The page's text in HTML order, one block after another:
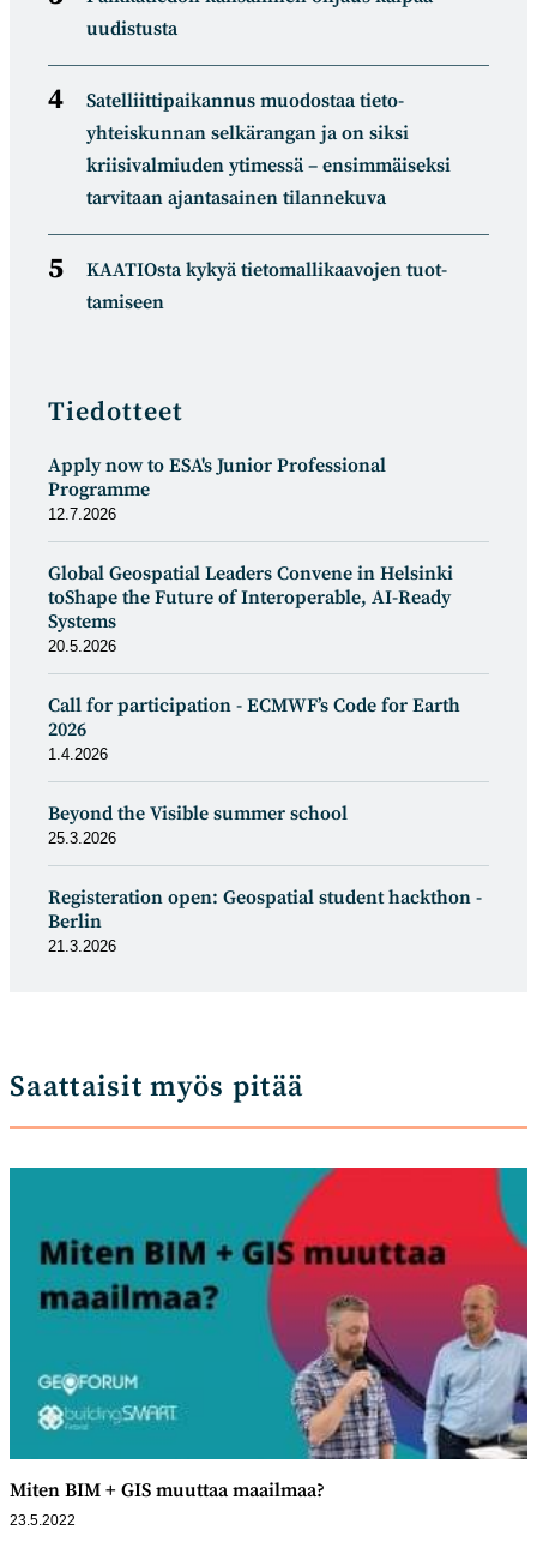
uudistusta
Satelliitti­paikannus muodostaa tieto­
yhteiskunnan selkä­rangan ja on siksi
kriisivalmiuden ytimessä – ensimmäiseksi
tarvitaan ajantasainen tilannekuva
KAATIOsta kykyä tietomal­likaa­vojen tuot­
tamiseen
Tiedotteet
Apply now to ESA's Junior Professional
Programme
12.7.2026
Global Geospatial Leaders Convene in Helsinki
toShape the Future of Interoperable, AI-Ready
Systems
20.5.2026
Call for participation - ECMWF’s Code for Earth
2026
1.4.2026
Beyond the Visible summer school
25.3.2026
Registeration open: Geospatial student hackthon -
Berlin
21.3.2026
Saattaisit myös pitää
Miten BIM + GIS muuttaa maailmaa?
23.5.2022